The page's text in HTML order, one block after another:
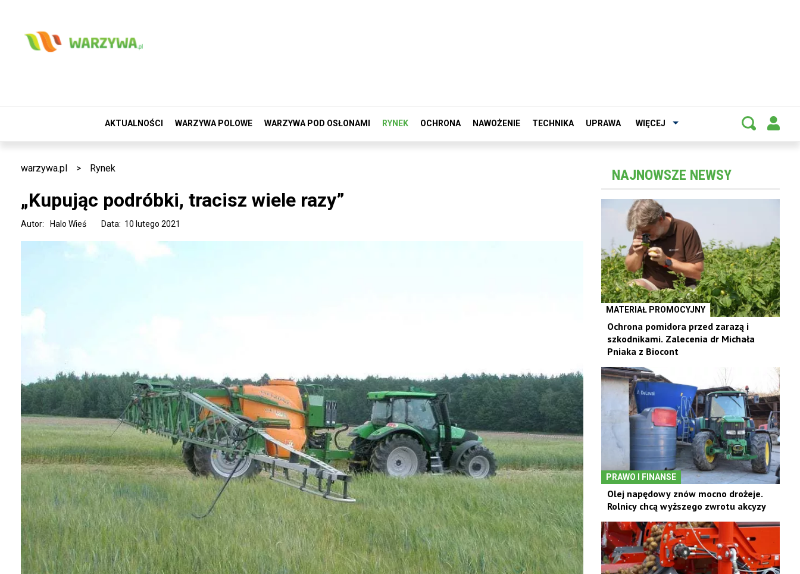
AKTUALNOŚCI WARZYWA POLOWE WARZYWA POD OSŁONAMI RYNEK OCHRONA NAWOŻENIE TECHNIKA UPRAWA WIĘCEJ
warzywa.pl > Rynek
„Kupując podróbki, tracisz wiele razy”
Data: 10 lutego 2021
Autor: Halo Wieś
NAJNOWSZE NEWSY
MATERIAŁ PROMOCYJNY
Ochrona pomidora przed zarazą i
szkodnikami. Zalecenia dr Michała
Pniaka z Biocont
PRAWO I FINANSE
Olej napędowy znów mocno drożeje.
Rolnicy chcą wyższego zwrotu akcyzy